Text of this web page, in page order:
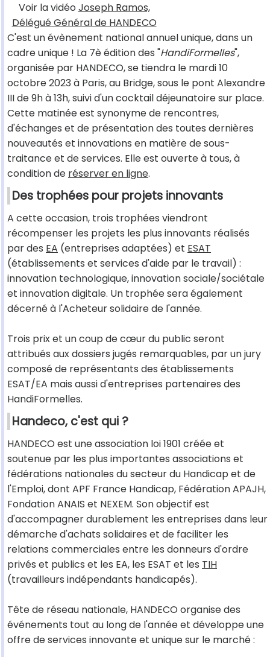
Voir la vidéo Joseph Ramos,
Délégué Général de HANDECO
C'est un évènement national annuel unique, dans un
cadre unique ! La 7è édition des "HandiFormelles",
organisée par HANDECO, se tiendra le mardi 10
octobre 2023 à Paris, au Bridge, sous le pont Alexandre
III de 9h à 13h, suivi d'un cocktail déjeunatoire sur place.
Cette matinée est synonyme de rencontres,
d'échanges et de présentation des toutes dernières
nouveautés et innovations en matière de sous-
traitance et de services. Elle est ouverte à tous, à
condition de réserver en ligne.
Des trophées pour projets innovants
A cette occasion, trois trophées viendront
récompenser les projets les plus innovants réalisés
par des EA (entreprises adaptées) et ESAT
(établissements et services d'aide par le travail) :
innovation technologique, innovation sociale/sociétale
et innovation digitale. Un trophée sera également
décerné à l'Acheteur solidaire de l'année.
Trois prix et un coup de cœur du public seront
attribués aux dossiers jugés remarquables, par un jury
composé de représentants des établissements
ESAT/EA mais aussi d'entreprises partenaires des
HandiFormelles.
Handeco, c'est qui ?
HANDECO est une association loi 1901 créée et
soutenue par les plus importantes associations et
fédérations nationales du secteur du Handicap et de
l'Emploi, dont APF France Handicap, Fédération APAJH,
Fondation ANAIS et NEXEM. Son objectif est
d'accompagner durablement les entreprises dans leur
démarche d'achats solidaires et de faciliter les
relations commerciales entre les donneurs d'ordre
privés et publics et les EA, les ESAT et les TIH
(travailleurs indépendants handicapés).
Tête de réseau nationale, HANDECO organise des
événements tout au long de l'année et développe une
offre de services innovante et unique sur le marché :